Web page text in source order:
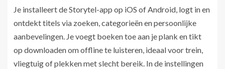
Je installeert de Storytel-app op iOS of Android, logt in en
ontdekt titels via zoeken, categorieën en persoonlijke
aanbevelingen. Je voegt boeken toe aan je plank en tikt
op downloaden om offline te luisteren, ideaal voor trein,
vliegtuig of plekken met slecht bereik. In de instellingen